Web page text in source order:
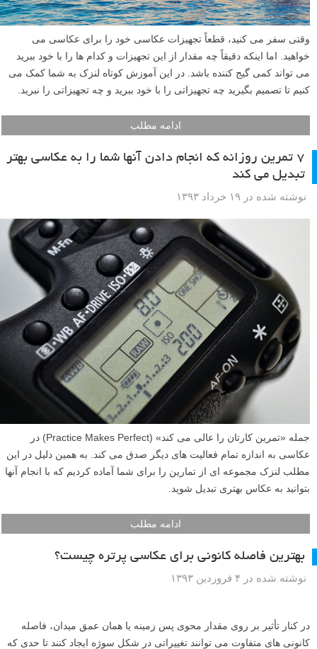
وقتی سفر می کنید، قطعاً تجهیزات عکاسی خود را برای عکاسی می
خواهید. اما اینکه دقیقاً چه مقدار از این تجهیزات و کدام ها را با خود ببرید
می تواند کمی گیج کننده باشد. در این آموزش کوتاه لنزک به شما کمک می
کنیم تا تصمیم بگیرید چه تجهیزاتی را با خود ببرید و چه تجهیزاتی را نبرید.
ادامه مطلب
۷ تمرین روزانه که انجام دادن آنها شما را به عکاسی بهتر
تبدیل می کند
نوشته شده در ۱۹ خرداد ۱۳۹۳
جمله «تمرین کارتان را عالی می کند» (Practice Makes Perfect) در
عکاسی به اندازه تمام فعالیت های دیگر صدق می کند. به همین دلیل در این
مطلب لنزک مجموعه ای از تمارین را برای شما آماده کردیم که با انجام آنها
بتوانید به عکاس بهتری تبدیل شوید.
ادامه مطلب
بهترین فاصله کانونی برای عکاسی پرتره چیست؟
نوشته شده در ۴ فروردین ۱۳۹۳